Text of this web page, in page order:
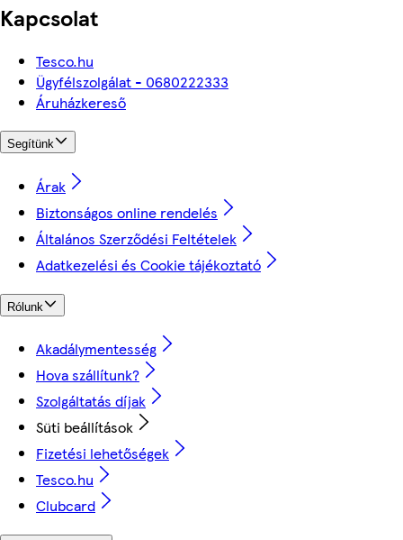
Kapcsolat
Tesco.hu
Ügyfélszolgálat - 0680222333
Áruházkereső
Segítünk
Árak
Biztonságos online rendelés
Általános Szerződési Feltételek
Adatkezelési és Cookie tájékoztató
Rólunk
Akadálymentesség
Hova szállítunk?
Szolgáltatás díjak
Süti beállítások
Fizetési lehetőségek
Tesco.hu
Clubcard